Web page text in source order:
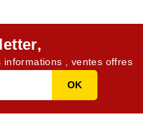
, ventes offres